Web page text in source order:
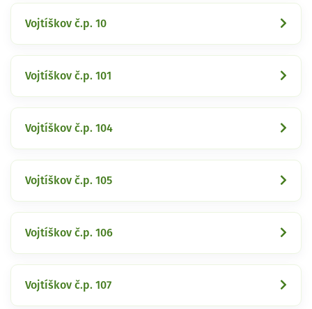
Vojtíškov č.p. 10
Vojtíškov č.p. 101
Vojtíškov č.p. 104
Vojtíškov č.p. 105
Vojtíškov č.p. 106
Vojtíškov č.p. 107